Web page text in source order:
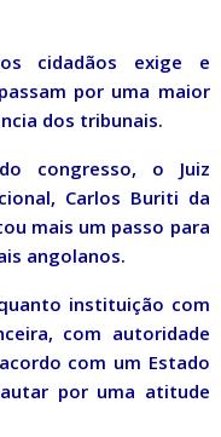
cidadãos exige e
por uma maior
dos tribunais.
congresso, o Juiz
Carlos Buriti da
mais um passo para
angolanos.
instituição com
com autoridade
com um Estado
por uma atitude